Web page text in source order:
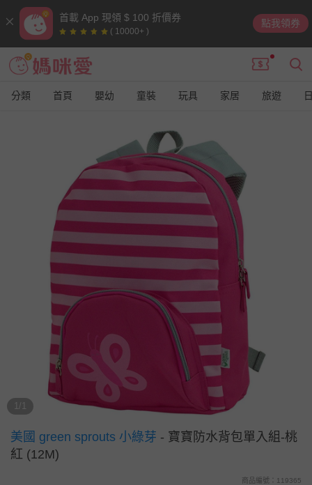
首載 App 現領 $ 100 折價券
( 10000+ )
點我領券
分類 首頁 嬰幼 童裝 玩具 家居 旅遊
1/1
美國 green sprouts 小綠芽 - 寶寶防水背包單入組-桃
紅 (12M)
商品編號：119365